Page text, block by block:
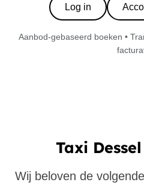
Log in
Aanbod-gebaseerd boeken •
Taxi
Wij beloven de